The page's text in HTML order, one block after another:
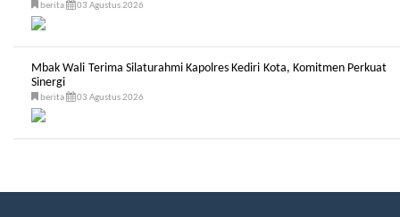
berita 03 Agustus 2026
Mbak Wali Terima Silaturahmi Kapolres Kediri Kota, Komitmen Perkuat
Sinergi
berita 03 Agustus 2026